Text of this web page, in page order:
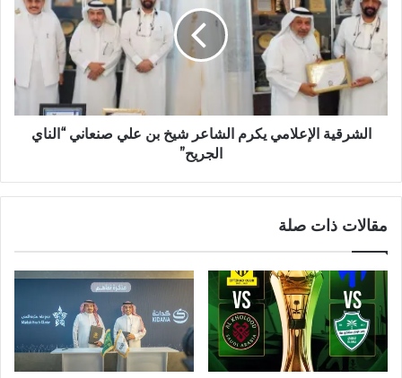
الشرقية الإعلامي يكرم الشاعر شيخ بن علي صنعاني “الناي
الجريح”
مقالات ذات صلة